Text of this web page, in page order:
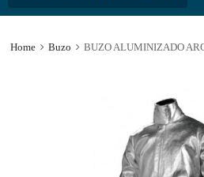
Home Buzo BUZO ALUMINIZADO